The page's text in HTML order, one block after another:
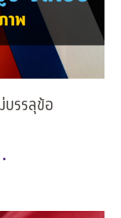
บรรลุข้อ